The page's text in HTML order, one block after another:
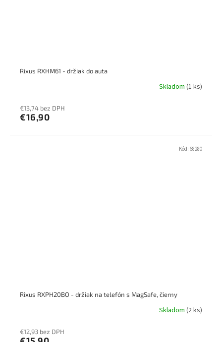
Rixus RXHM61 - držiak do auta
Skladom (1 ks)
€13,74 bez DPH
€16,90
Rixus RXPH20BO - držiak na telefón s MagSafe, čierny
Skladom (2 ks)
€12,93 bez DPH
Kód: 68280